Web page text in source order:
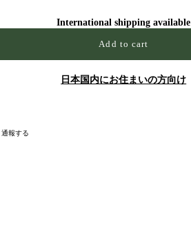
International shipping available
Add to cart
日本国内にお住まいの方向け
通報する